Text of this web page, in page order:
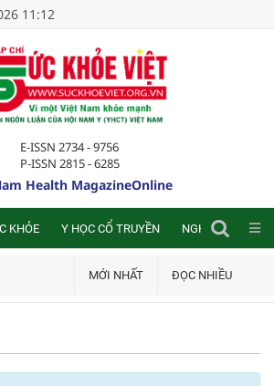
11:12
E-ISSN 2734 - 9756
P-ISSN 2815 - 6285
Health MagazineOnline
KHỎE Y HỌC CỔ TRUYỀN NGHIÊN CỨU
MỚI NHẤT ĐỌC NHIỀU